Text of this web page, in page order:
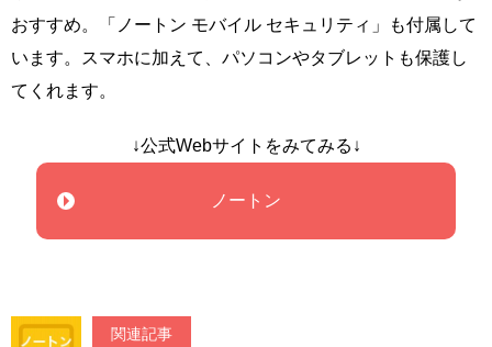
おすすめ。「ノートン モバイル セキュリティ」も付属して
います。スマホに加えて、パソコンやタブレットも保護し
てくれます。
↓公式Webサイトをみてみる↓
ノートン
関連記事